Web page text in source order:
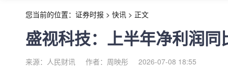
您当前的位置： 证券时报 > 快讯 > 正文
盛视科技：上半年净利润
来源：人民财讯 作者：周映彤 2026-07-08 18:55